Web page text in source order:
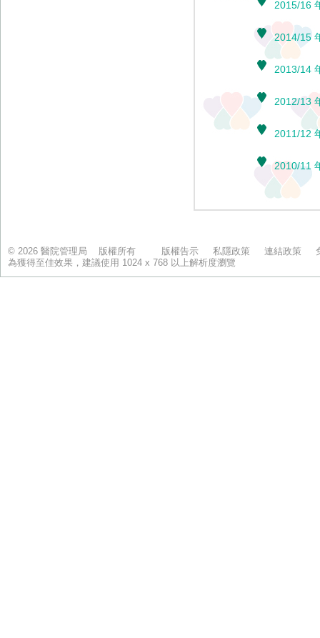
© 2026 醫院管理局 版權所有 版權告示 私隱政策 連結政策
為獲得至佳效果，建議使用 1024 x 768 以上解析度瀏覽